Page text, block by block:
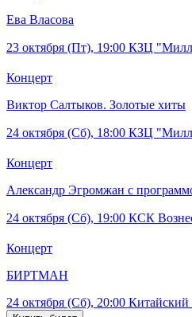
Ева Власова
23 октября (Пт), 19:00 КЗЦ
Концерт
Виктор Салтыков. Золотые хиты
24 октября (Сб), 18:00 КЗЦ
Концерт
Александр Эгромжан с
24 октября (Сб), 19:00 КСК
Концерт
БИРТМАН
24 октября (Сб), 20:00 Китайский